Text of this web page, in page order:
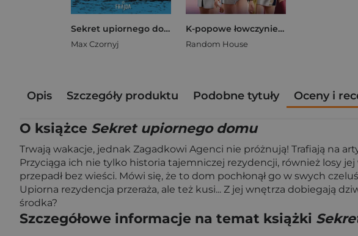
Sekret upiornego domu
Max Czornyj
K-popowe łowczynie demonów. Mój golden journal. Oficjalny dziennik
Random House
Opis Szczegóły produktu Podobne tytuły Oceny i
O książce Sekret upiornego domu
Trwają wakacje, jednak Zagadkowi Agenci nie próżnują! Trafiają na
Przyciąga ich nie tylko historia tajemniczej rezydencji, również losy
przepadł bez wieści. Mówi się, że to dom pochłonął go w swych
Upiorna rezydencja przeraża, ale też kusi... Z jej wnętrza dobiegają
środka?
Szczegółowe informacje na temat książki